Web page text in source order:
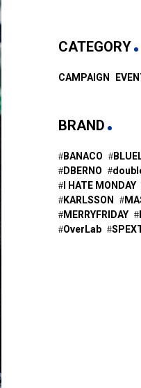
ト「BLUE
T」が横
浜に。ブ
ら出会
CATEGORY
CAMPAIGN
BRAND
BANACO
DBERNO
I HATE MONDAY
KARLSSON
MERRYFRIDAY
OverLab